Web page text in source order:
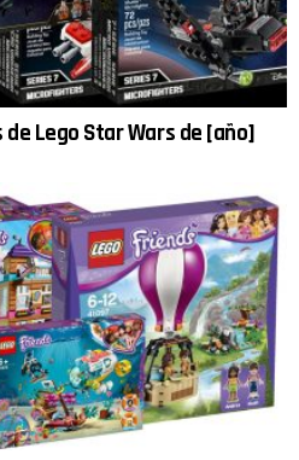
Lego Star Wars de [año]